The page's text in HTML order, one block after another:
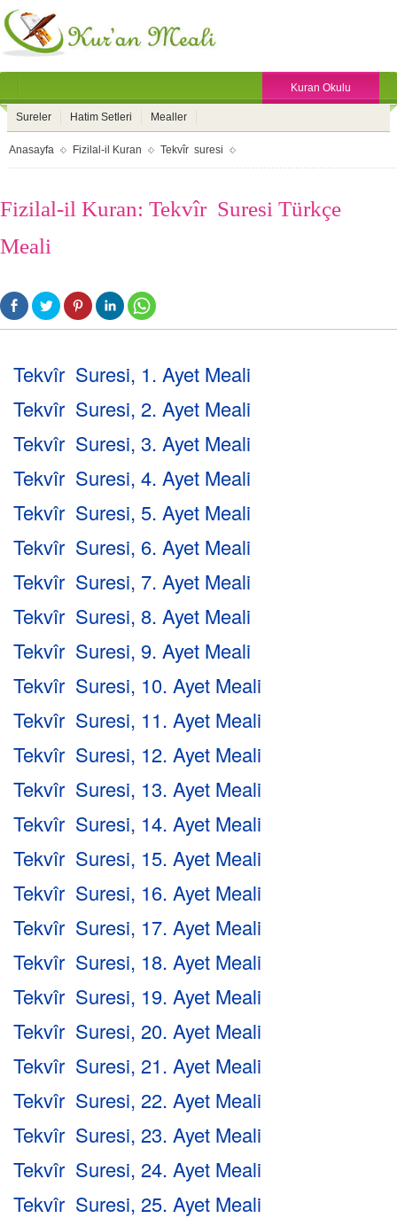
Kuran Okulu
Sureler Hatim Setleri Mealler
Anasayfa Fizilal-il Kuran Tekvîr suresi
Fizilal-il Kuran: Tekvîr Suresi Türkçe
Meali
Tekvîr Suresi, 1. Ayet Meali
Tekvîr Suresi, 2. Ayet Meali
Tekvîr Suresi, 3. Ayet Meali
Tekvîr Suresi, 4. Ayet Meali
Tekvîr Suresi, 5. Ayet Meali
Tekvîr Suresi, 6. Ayet Meali
Tekvîr Suresi, 7. Ayet Meali
Tekvîr Suresi, 8. Ayet Meali
Tekvîr Suresi, 9. Ayet Meali
Tekvîr Suresi, 10. Ayet Meali
Tekvîr Suresi, 11. Ayet Meali
Tekvîr Suresi, 12. Ayet Meali
Tekvîr Suresi, 13. Ayet Meali
Tekvîr Suresi, 14. Ayet Meali
Tekvîr Suresi, 15. Ayet Meali
Tekvîr Suresi, 16. Ayet Meali
Tekvîr Suresi, 17. Ayet Meali
Tekvîr Suresi, 18. Ayet Meali
Tekvîr Suresi, 19. Ayet Meali
Tekvîr Suresi, 20. Ayet Meali
Tekvîr Suresi, 21. Ayet Meali
Tekvîr Suresi, 22. Ayet Meali
Tekvîr Suresi, 23. Ayet Meali
Tekvîr Suresi, 24. Ayet Meali
Tekvîr Suresi, 25. Ayet Meali